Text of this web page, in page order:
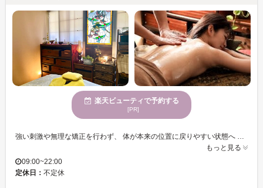
楽天ビューティで予約する
[PR]
強い刺激や無理な矯正を行わず、 体が本来の位置に戻りやすい状態へ やさしく整える整体です。 一人ひとりの体の状態を丁寧に見ながら、 その日の負担や緊張に合わせて施術を行います。 「何をされるか分からない不安があった」 「強い施術が苦手」という方にも 安心して通っていただいています。
もっと見る
09:00~22:00
定休日： 不定休